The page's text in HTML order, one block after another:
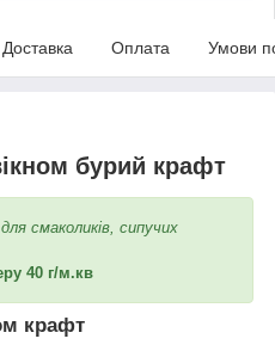
Доставка Оплата Умови
бурий крафт
смаколиків, сипучих
40 г/м.кв
крафт